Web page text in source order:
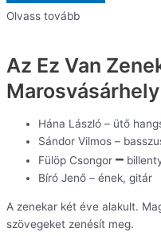
Olvass tovább
Az Ez Van
Hána László – ütő
Sándor Vilmos –
Fülöp Csongor –
Bíró Jenő – ének, gitár
A zenekar két éve alakult.
szövegeket zenésít meg.